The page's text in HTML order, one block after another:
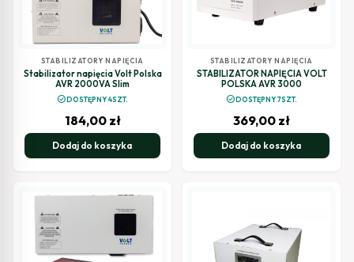
STABILIZATORY NAPIĘCIA
Stabilizator napięcia Volt Polska
AVR 2000VA Slim
check_circleDOSTĘPNY 4SZT.
184,00 zł
Dodaj do koszyka
STABILIZATORY NAPIĘCIA
STABILIZATOR NAPIĘCIA VOLT
POLSKA AVR 3000
check_circleDOSTĘPNY 7SZT.
369,00 zł
Dodaj do koszyka